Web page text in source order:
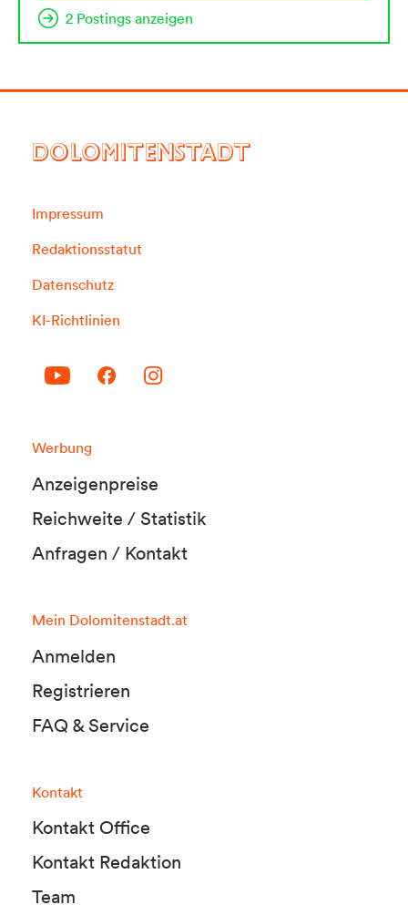
2 Postings anzeigen
DOLOMITENSTADT
Impressum
Redaktionsstatut
Datenschutz
KI-Richtlinien
Werbung
Anzeigenpreise
Reichweite / Statistik
Anfragen / Kontakt
Mein Dolomitenstadt.at
Anmelden
Registrieren
FAQ & Service
Kontakt
Kontakt Office
Kontakt Redaktion
Team